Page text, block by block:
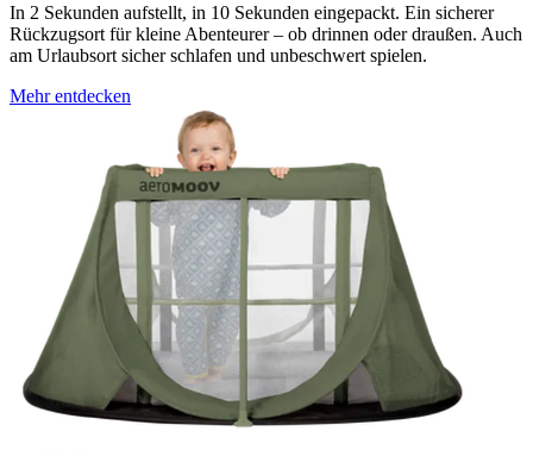
In 2 Sekunden aufstellt, in 10 Sekunden eingepackt. Ein sicherer
Rückzugsort für kleine Abenteurer – ob drinnen oder draußen. Auch
am Urlaubsort sicher schlafen und unbeschwert spielen.
Mehr entdecken